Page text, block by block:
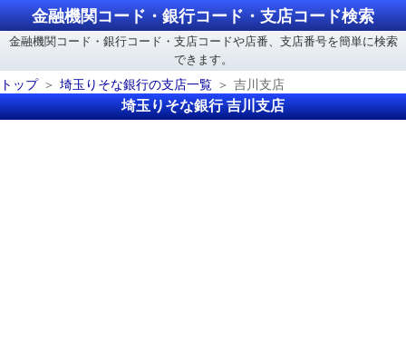
金融機関コード・銀行コード・支店コード検索
金融機関コード・銀行コード・支店コードや店番、支店番号を簡単に検索
できます。
トップ
埼玉りそな銀行の支店一覧 吉川支店
埼玉りそな銀行 吉川支店